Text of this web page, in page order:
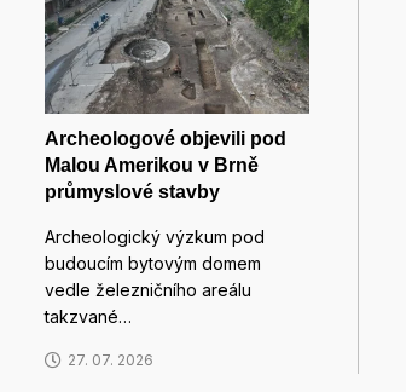
Archeologové objevili pod
Malou Amerikou v Brně
průmyslové stavby
Archeologický výzkum pod
budoucím bytovým domem
vedle železničního areálu
takzvané…
27. 07. 2026